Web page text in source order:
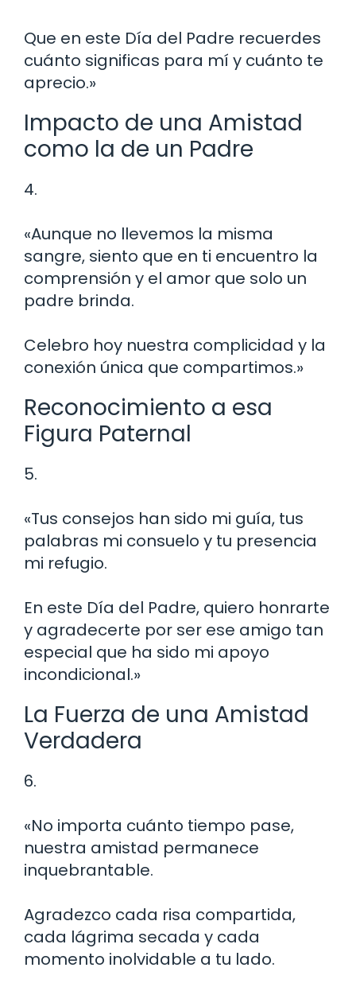
Que en este Día del Padre recuerdes
cuánto significas para mí y cuánto te
aprecio.»
Impacto de una Amistad
como la de un Padre
4.
«Aunque no llevemos la misma
sangre, siento que en ti encuentro la
comprensión y el amor que solo un
padre brinda.
Celebro hoy nuestra complicidad y la
conexión única que compartimos.»
Reconocimiento a esa
Figura Paternal
5.
«Tus consejos han sido mi guía, tus
palabras mi consuelo y tu presencia
mi refugio.
En este Día del Padre, quiero honrarte
y agradecerte por ser ese amigo tan
especial que ha sido mi apoyo
incondicional.»
La Fuerza de una Amistad
Verdadera
6.
«No importa cuánto tiempo pase,
nuestra amistad permanece
inquebrantable.
Agradezco cada risa compartida,
cada lágrima secada y cada
momento inolvidable a tu lado.